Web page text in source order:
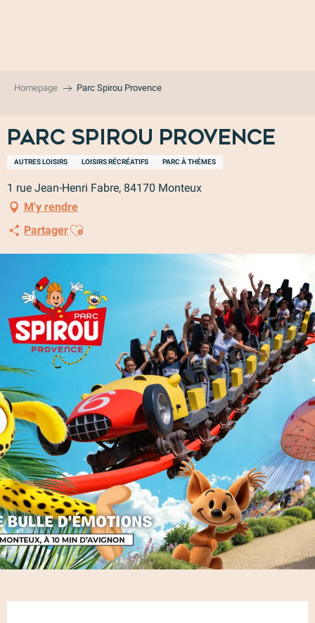
Homepage Parc Spirou Provence
Parc Spirou Provence
AUTRES LOISIRS LOISIRS RÉCRÉATIFS PARC À THÈMES
1 rue Jean-Henri Fabre, 84170 Monteux
M'y rendre
PartagerAjouter aux favoris